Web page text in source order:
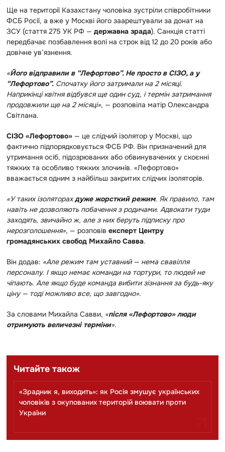
Ще на території Казахстану чоловіка зустріли співробітники
ФСБ Росії, а вже у Москві його заарештували за донат на
ЗСУ (стаття 275 УК РФ — державна зрада). Санкція статті
передбачає позбавлення волі на строк від 12 до 20 років або
довічне ув’язнення.
«Його відправили в “Лефортово”. Не просто в СІЗО, а у
“Лефортово”. Спочатку його затримали на 2 місяці.
Наприкінці квітня відбувся ще один суд, і термін затримання
продовжили ще на 2 місяці», — розповіла матір Олександра
Світлана.
СІЗО «Лефортово» — це слідчий ізолятор у Москві, що
фактично підпорядковується ФСБ РФ. Він призначений для
утримання осіб, підозрюваних або обвинувачених у скоєнні
тяжких та особливо тяжких злочинів. «Лефортово»
вважається одним з найбільш закритих слідчих ізоляторів.
«У таких ізоляторахдуже жорсткий режим. Як правило, там
навіть не дозволяють побачення з родичами. Адвокати туди
заходять, звичайно ж, але з них беруть підписку про
нерозголошення», — розповів експерт Центру
громадянських свобод Михайло Савва.
Він додав: «Але режим там уставний — нема свавілля
персоналу. І якщо немає команди на тортури, то людей не
чіпають. Але якщо буде команда вибити зізнання за будь-яку
ціну — тоді можливо все, що завгодно».
За словами Михайла Савви, «після «Лефортово» люди
отримують величезні терміни».
Читайте також
«Зрадник я, виходить»: як Росія змушує українських
чоловіків з окупованих територій воювати проти
України